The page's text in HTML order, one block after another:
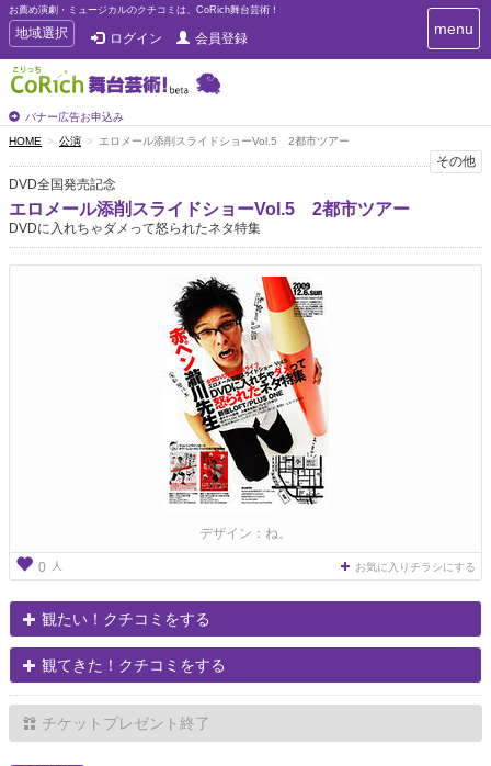
お薦め演劇・ミュージカルのクチコミは、CoRich舞台芸術！
T
o
g
g
e
n
a
v
g
a
地域選択 ログイン 会員登録
バナー広告お申込み
T
o
n
g
a
menu
HOME 公演 エロメール添削スライドショーVol.5 2都市ツアー
その他
DVD全国発売記念
エロメール添削スライドショーVol.5 2都市ツアー
DVDに入れちゃダメって怒られたネタ特集
デザイン：ね。
0 人 お気に入りチラシにする
観たい！クチコミをする
観てきた！クチコミをする
チケットプレゼント終了